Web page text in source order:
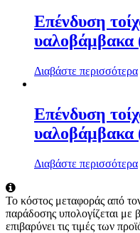
Επένδυση
υαλοβάμβακα
Διαβάστε περισσότερα
Επένδυση
υαλοβάμβακα
Διαβάστε περισσότερα
Το κόστος μεταφοράς από
παράδοσης υπολογίζεται με
επιβαρύνει τις τιμές των